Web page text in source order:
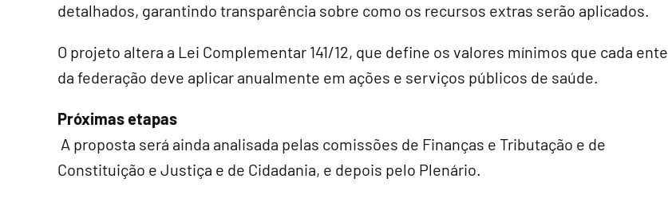
detalhados, garantindo transparência sobre como os recursos extras serão aplicados.
O projeto altera a Lei Complementar 141/12, que define os valores mínimos que cada ente
da federação deve aplicar anualmente em ações e serviços públicos de saúde.
Próximas etapas
A proposta será ainda analisada pelas comissões de Finanças e Tributação e de
Constituição e Justiça e de Cidadania, e depois pelo Plenário.